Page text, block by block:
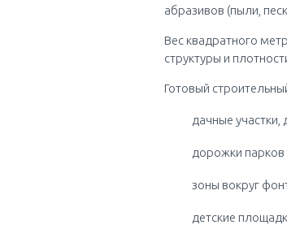
абразивов (пыли,
Вес квадратного
структуры и
Готовый
дачные
дорожки
зоны вокруг
детские